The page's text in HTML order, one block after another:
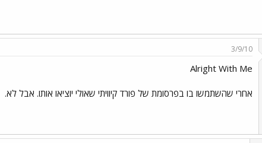
3/9/10
Alright With Me
אחרי שהשתמשו בו בפרסומת של פורד קיוויתי שאולי יוציאו אותו. אבל לא.